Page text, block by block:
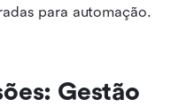
para automação.
Gestão